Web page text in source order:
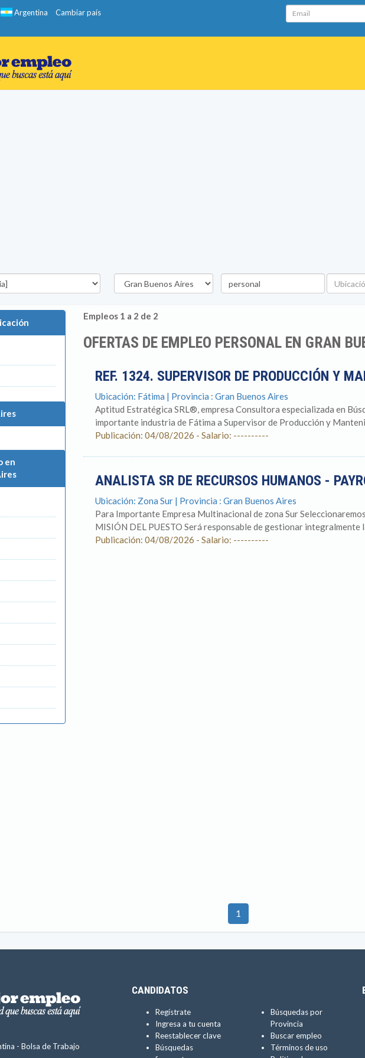
Argentina Cambiar país Email
Provincia
Palabra
clave
Ubicación
en
Empleos 1 a 2 de 2
OFERTAS DE EMPLEO PERSONAL EN GRAN
REF. 1324. SUPERVISOR DE PRODUCCIÓN Y
Ubicación: Fátima | Provincia : Gran Buenos Aires
Aptitud Estratégica SRL®, empresa Consultora especializada en
importante industria de Fátima a Supervisor de Producción y
Publicación: 04/08/2026 - Salario: ----------
ANALISTA SR DE RECURSOS HUMANOS -
Ubicación: Zona Sur | Provincia : Gran Buenos Aires
Para Importante Empresa Multinacional de zona Sur
MISIÓN DEL PUESTO Será responsable de gestionar integralmente
Publicación: 04/08/2026 - Salario: ----------
1
- Bolsa de Trabajo
CANDIDATOS
Regístrate
Ingresa a tu cuenta
Reestablecer clave
Búsquedas
Búsquedas por
Provincia
Buscar empleo
Términos de uso